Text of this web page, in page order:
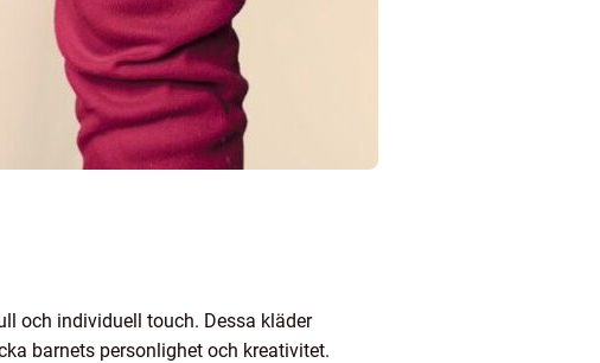
och individuell touch. Dessa kläder
barnets personlighet och kreativitet.